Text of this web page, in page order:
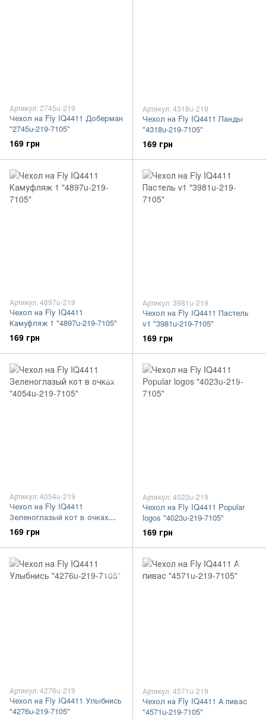
Артикул: 2745u-219
Чехол на Fly IQ4411 Доберман
"2745u-219-7105"
169 грн
Артикул: 4318u-219
Чехол на Fly IQ4411 Панды
"4318u-219-7105"
169 грн
Артикул: 4897u-219
Чехол на Fly IQ4411
Камуфляж 1 "4897u-219-7105"
169 грн
Артикул: 3981u-219
Чехол на Fly IQ4411 Пастель
v1 "3981u-219-7105"
169 грн
Артикул: 4054u-219
Чехол на Fly IQ4411
Зеленоглазый кот в очках
"4054u-219-7105"
169 грн
Артикул: 4023u-219
Чехол на Fly IQ4411 Popular
logos "4023u-219-7105"
169 грн
Артикул: 4276u-219
Чехол на Fly IQ4411 Улыбнись
"4276u-219-7105"
Артикул: 4571u-219
Чехол на Fly IQ4411 А пивас
"4571u-219-7105"